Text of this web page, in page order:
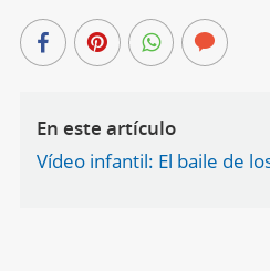
En este artículo
Vídeo infantil: El baile de